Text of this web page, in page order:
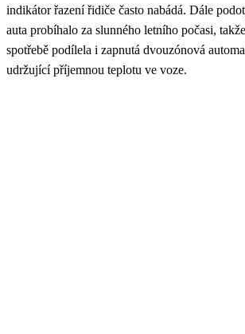
indikátor řazení řidiče často nabádá. Dále
auta probíhalo za slunného letního počasi,
spotřebě podílela i zapnutá dvouzónová
udržující příjemnou teplotu ve voze.